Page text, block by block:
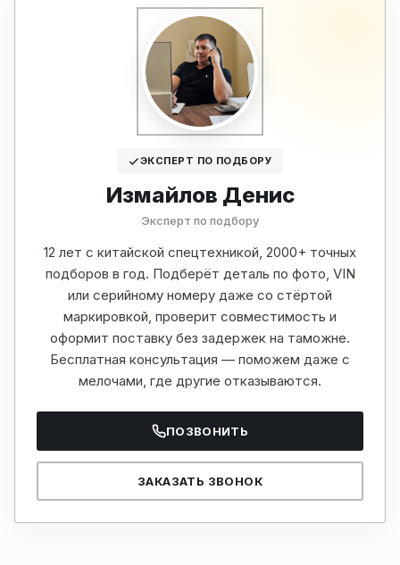
ЭКСПЕРТ ПО ПОДБОРУ
Измайлов Денис
Эксперт по подбору
12 лет с китайской спецтехникой, 2000+ точных
подборов в год. Подберёт деталь по фото, VIN
или серийному номеру даже со стёртой
маркировкой, проверит совместимость и
оформит поставку без задержек на таможне.
Бесплатная консультация — поможем даже с
мелочами, где другие отказываются.
ПОЗВОНИТЬ
ЗАКАЗАТЬ ЗВОНОК